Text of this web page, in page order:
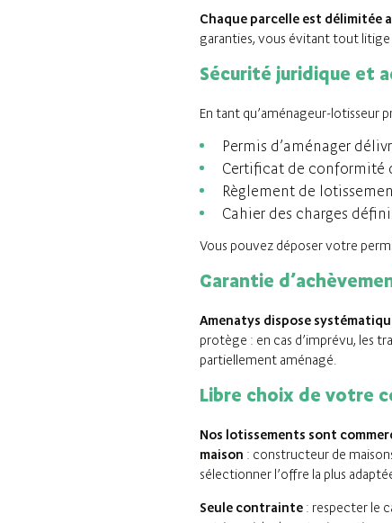
Chaque parcelle est délimitée
garanties, vous évitant tout
Sécurité juridique et
En tant qu’aménageur-lotisseur
Permis d’aménager
Certificat de conformité
Règlement de
Cahier des charges
Vous pouvez déposer votre
Garantie
Amenatys dispose
protège : en cas d’imprévu, les
partiellement aménagé.
Libre choix de votre
Nos lotissements sont
maison : constructeur de
sélectionner l’offre la plus
Seule contrainte : respecter le